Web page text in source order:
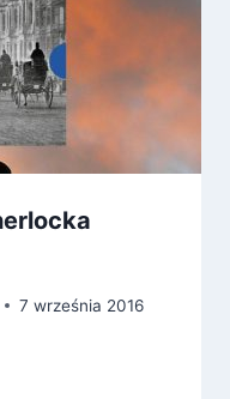
7 września 2016